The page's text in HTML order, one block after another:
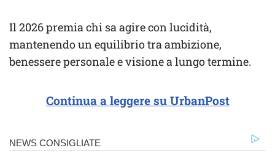
Il 2026 premia chi sa agire con lucidità,
mantenendo un equilibrio tra ambizione,
benessere personale e visione a lungo termine.
Continua a leggere su UrbanPost